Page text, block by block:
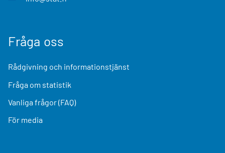
Fråga oss
Rådgivning och informationstjänst
Fråga om statistik
Vanliga frågor (FAQ)
För media